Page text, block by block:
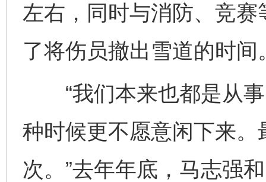
左右，同时与消防、竞
了将伤员撤出雪道的时间
“我们本来也都是从事
种时候更不愿意闲下来
次。”去年年底，马志强